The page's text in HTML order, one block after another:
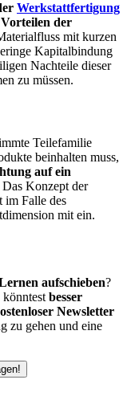
Werkstattfertigung
der
mit kurzen
Kapitalbindung
Nachteile dieser
zu müssen.
Teilefamilie
beinhalten muss,
auf ein
Konzept der
im Falle des
mit ein.
aufschieben?
besser
Newsletter
zu gehen und eine